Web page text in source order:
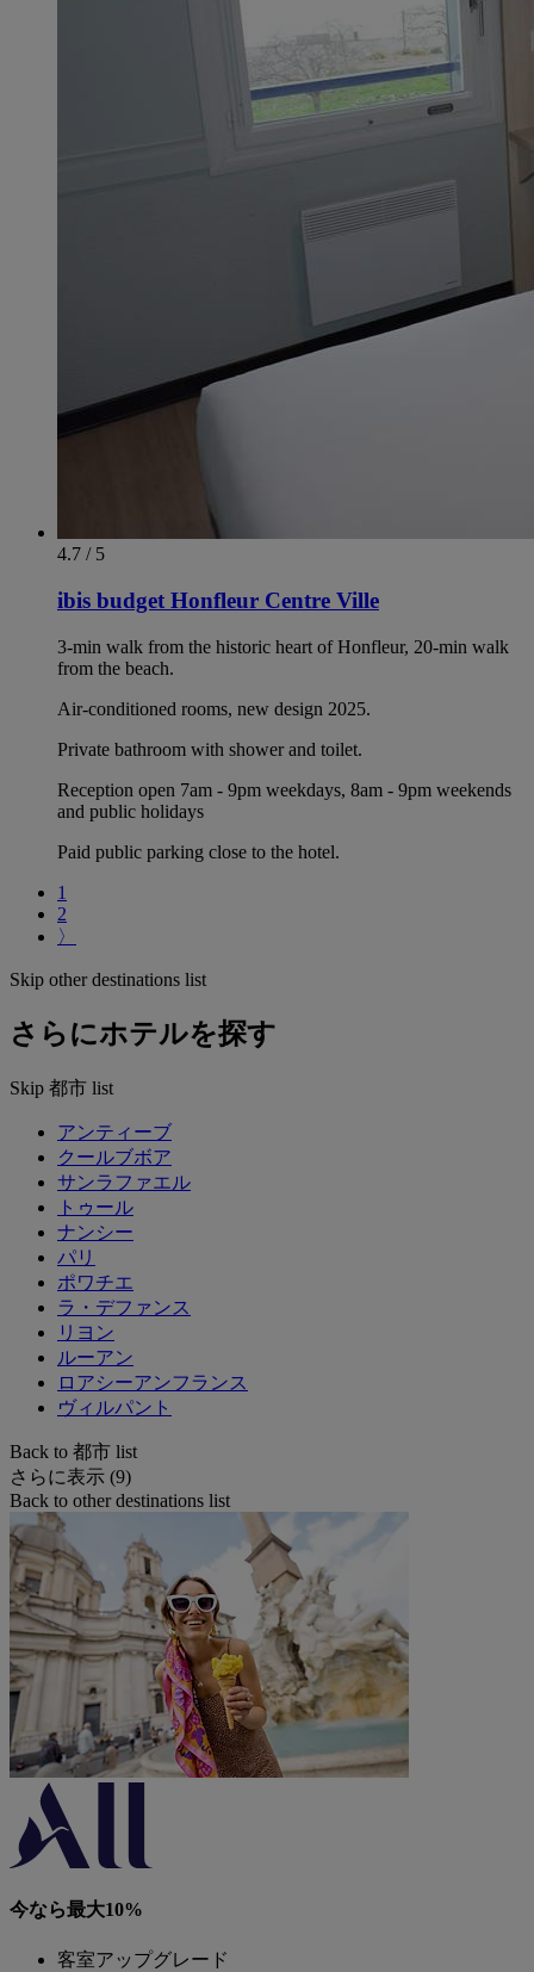
4.7 / 5
ibis budget Honfleur Centre Ville
3-min walk from the historic heart of Honfleur, 20-min walk
from the beach.
Air-conditioned rooms, new design 2025.
Private bathroom with shower and toilet.
Reception open 7am - 9pm weekdays, 8am - 9pm weekends
and public holidays
Paid public parking close to the hotel.
1
2
〉
Skip other destinations list
さらにホテルを探す
Skip 都市 list
アンティーブ
クールブボア
サンラファエル
トゥール
ナンシー
パリ
ポワチエ
ラ・デファンス
リヨン
ルーアン
ロアシーアンフランス
ヴィルパント
Back to 都市 list
さらに表示 (9)
Back to other destinations list
今なら最大10%
客室アップグレード